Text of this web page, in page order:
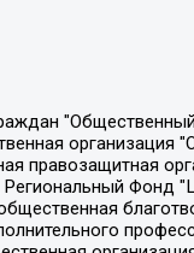
Мурадов Мурад Абдулгалимович, Осетинская Елизавета Николаевна, Понасенков Евгений Николаевич, Ганапольский Матвей Юрьевич, Киселев Евгений Алексеевич, Борухович Ирина Григорьевна, Дремин Иван Тимофеевич, Дубровский Дмитрий Викторович, Красноярская региональная общественная организация поддержки и развития альтернативных образовательных технологий и межкультурных коммуникаций "ИНТЕРРА", Маяковская Екатерина Алексеевна, Фейгин Марк Захарович, Филимонов Андрей Викторович, Дзугкоева Регина Николаевна, Доброхотов Роман Александрович, Дудь Юрий Александрович, Елкин Сергей Владимирович, Кругликов Кирилл Игоревич, Сабунаева Мария Леонидовна, Семенов Алексей Владимирович, Шаинян Карен Багратович, Шульман Екатерина Михайловна, Асафьев Артур Валерьевич, Вахштайн Виктор Семенович, Венедиктов Алексей Алексеевич, Лушникова Екатерина Евгеньевна, Волков Леонид Михайлович, Невзоров Александр Глебович, Пархоменко Сергей Борисович, Сироткин Ярослав Николаевич, Кара-Мурза Владимир Владимирович, Баранова Наталья Владимировна, Гозман Леонид Яковлевич, Кагарлицкий Борис Юльевич, Климарев Михаил Валерьевич, Милов Владимир Станиславович, Автономная некоммерческая организация Краснодарский центр современного искусства "Типография", Моргенштерн Алишер